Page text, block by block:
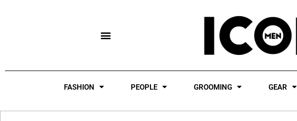
FASHION PEOPLE GROOMING GEAR